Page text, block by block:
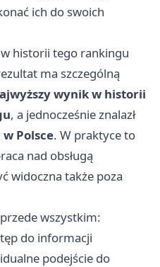
ich do swoich
historii tego rankingu
ma szczególną
wynik w historii
, a jednocześnie znalazł
Polsce. W praktyce to
nad obsługą
widoczna także poza
wszystkim:
do informacji
podejście do